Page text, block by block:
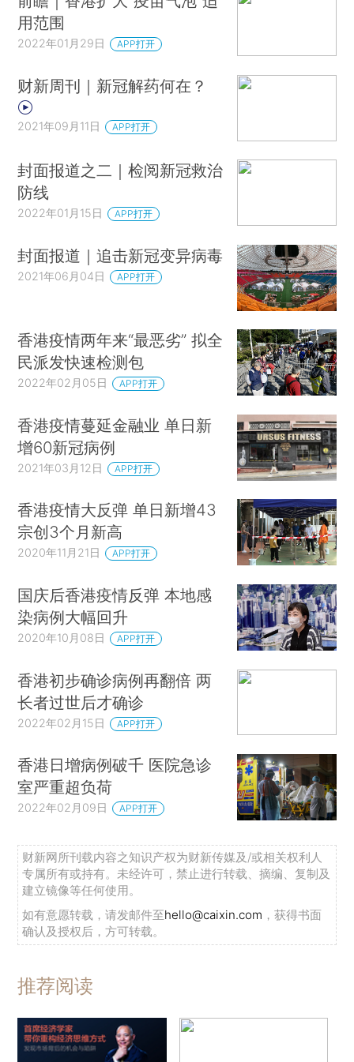
用范围
2022年01月29日 APP打开
财新周刊｜新冠解药何在？
2021年09月11日 APP打开
封面报道之二｜检阅新冠救治
防线
2022年01月15日 APP打开
封面报道｜追击新冠变异病毒
2021年06月04日 APP打开
香港疫情两年来“最恶劣” 拟全
民派发快速检测包
2022年02月05日 APP打开
香港疫情蔓延金融业 单日新
增60新冠病例
2021年03月12日 APP打开
香港疫情大反弹 单日新增43
宗创3个月新高
2020年11月21日 APP打开
国庆后香港疫情反弹 本地感
染病例大幅回升
2020年10月08日 APP打开
香港初步确诊病例再翻倍 两
长者过世后才确诊
2022年02月15日 APP打开
香港日增病例破千 医院急诊
室严重超负荷
2022年02月09日 APP打开
财新网所刊载内容之知识产权为财新传媒及/或相关权利人
专属所有或持有。未经许可，禁止进行转载、摘编、复制及
建立镜像等任何使用。
如有意愿转载，请发邮件至hello@caixin.com ，获得书面
确认及授权后，方可转载。
推荐阅读